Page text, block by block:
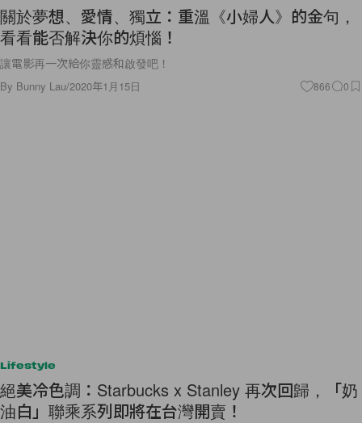
關於夢想、愛情、獨立：重溫《小婦人》的金句，
看看能否解決你的煩惱！
讓電影再一次給你靈感和啟發吧！
By Bunny Lau/2020年1月15日 866 0
Lifestyle
絕美冷色調：Starbucks x Stanley 再次回歸，「奶
油白」聯乘系列即將在台灣開賣！